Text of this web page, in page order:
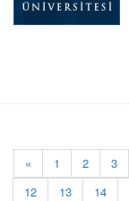
« 1 2 3
12
13 14